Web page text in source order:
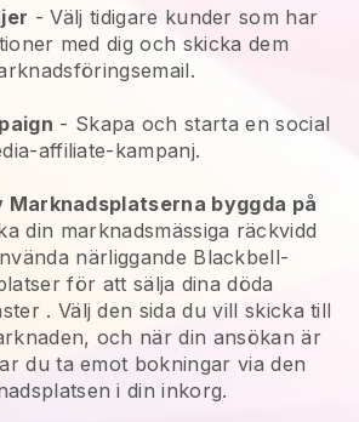
-Välj tidigare kunder som har
med dig och skicka dem
- Skapa och starta en social
affiliate-kampanj.
Marknadsplatserna byggda på
din marknadsmässiga räckvidd
närliggande Blackbell-
för att sälja dina döda
. Välj den sida du vill skicka till
och när din ansökan är
du ta emot bokningar via den
i din inkorg.